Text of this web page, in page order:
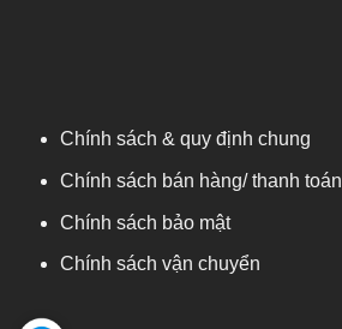
Chính sách & quy định chung
Chính sách bán hàng/ thanh toán
Chính sách bảo mật
Chính sách vận chuyển